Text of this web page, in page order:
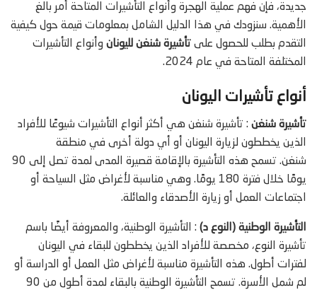
جديدة، فإن فهم عملية الهجرة وأنواع التأشيرات المتاحة أمر بالغ
الأهمية. سنزودك في هذا الدليل الشامل بمعلومات قيمة حول كيفية
التقدم بطلب للحصول على تأشيرة شنغن لليونان وأنواع التأشيرات
المختلفة المتاحة في عام 2024.
أنواع تأشيرات اليونان
تأشيرة شنغن : تأشيرة شنغن هي أكثر أنواع التأشيرات شيوعًا للأفراد
الذين يخططون لزيارة اليونان أو أي دولة أخرى في منطقة
شنغن. تسمح هذه التأشيرة بالإقامة قصيرة المدى لمدة تصل إلى 90
يومًا خلال فترة 180 يومًا. وهي مناسبة لأغراض مثل السياحة أو
اجتماعات العمل أو زيارة الأصدقاء والعائلة.
التأشيرة الوطنية (النوع د) : التأشيرة الوطنية، والمعروفة أيضًا باسم
تأشيرة النوع، مخصصة للأفراد الذين يخططون للبقاء في اليونان
لفترات أطول. هذه التأشيرة مناسبة لأغراض مثل العمل أو الدراسة أو
لم شمل الأسرة. تسمح التأشيرة الوطنية بالبقاء لمدة أطول من 90